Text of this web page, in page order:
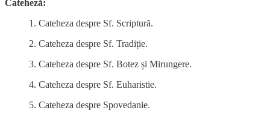
Cateheză:
1. Cateheza despre Sf. Scriptură.
2. Cateheza despre Sf. Tradiție.
3. Cateheza despre Sf. Botez și Mirungere.
4. Cateheza despre Sf. Euharistie.
5. Cateheza despre Spovedanie.